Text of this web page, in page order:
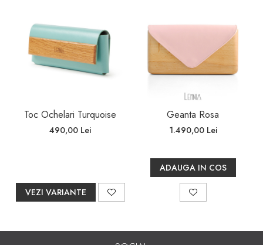
Toc Ochelari Turquoise
490,00 Lei
VEZI VARIANTE
Geanta Rosa
1.490,00 Lei
ADAUGA IN COS